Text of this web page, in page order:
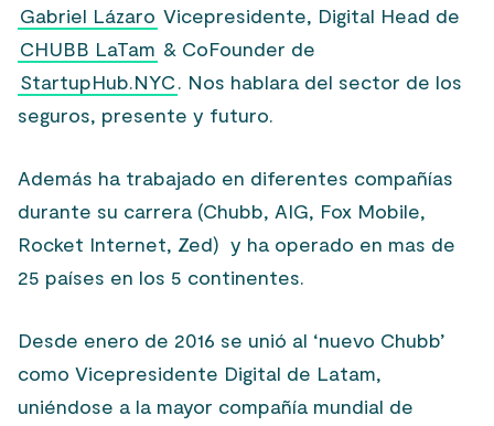
Gabriel Lázaro Vicepresidente, Digital Head de
CHUBB LaTam & CoFounder de
StartupHub.NYC. Nos hablara del sector de los
seguros, presente y futuro.
Además ha trabajado en diferentes compañías
durante su carrera (Chubb, AIG, Fox Mobile,
Rocket Internet, Zed) y ha operado en mas de
25 países en los 5 continentes.
Desde enero de 2016 se unió al ‘nuevo Chubb’
como Vicepresidente Digital de Latam,
uniéndose a la mayor compañía mundial de